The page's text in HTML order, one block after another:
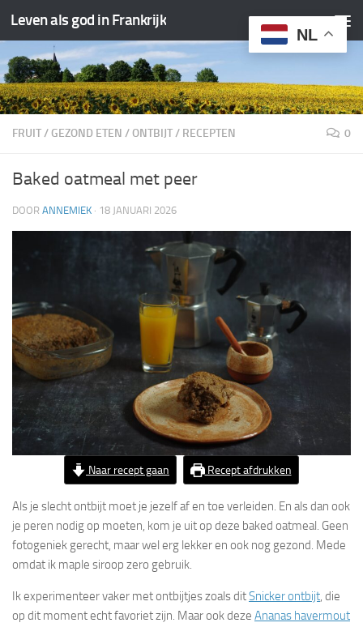
Doorgaan naar inhoud
Leven als god in Frankrijk
FRUIT/ GEZOND ETEN /ONTBIJT/ RECEPTEN 0
Baked oatmeal met peer
DOOR ANNEMIEK · 18 JANUARI 2026
Naar recept gaan Recept afdrukken
Als je slecht ontbijt moet je jezelf af en toe verleiden. En als dan ook
je peren nodig op moeten, kom je uit op deze baked oatmeal. Geen
fotogeniek gerecht, maar wel erg lekker en ook nog gezond. Mede
omdat ik maple siroop zero gebruik.
Ik experimenteer vaker met ontbijtjes zoals ditSnicker ontbijt, die
op dit moment echt favoriet zijn. Maar ook deze Ananas havermout
NL